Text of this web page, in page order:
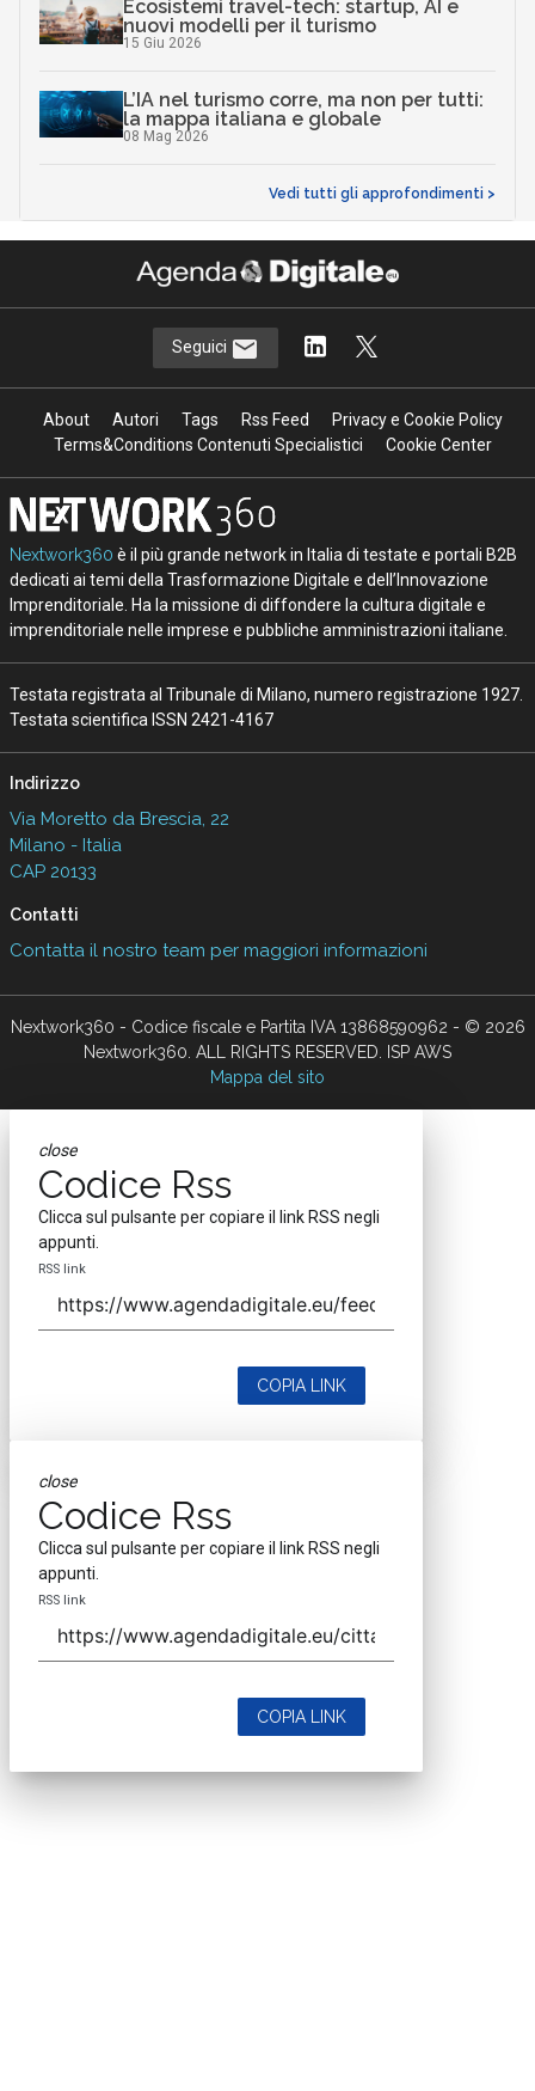
Ecosistemi travel-tech: startup, AI e
nuovi modelli per il turismo
15 Giu 2026
L’IA nel turismo corre, ma non per tutti:
la mappa italiana e globale
08 Mag 2026
Vedi tutti gli approfondimenti >
Seguici
About Autori Tags Rss Feed
Privacy e Cookie Policy
Terms&Conditions Contenuti Specialistici
Cookie Center
Nextwork360 è il più grande network in Italia di testate e portali B2B
dedicati ai temi della Trasformazione Digitale e dell’Innovazione
Imprenditoriale. Ha la missione di diffondere la cultura digitale e
imprenditoriale nelle imprese e pubbliche amministrazioni italiane.
Testata registrata al Tribunale di Milano, numero registrazione 1927.
Testata scientifica ISSN 2421-4167
Indirizzo
Via Moretto da Brescia, 22
Milano - Italia
CAP 20133
Contatti
Contatta il nostro team per maggiori informazioni
Nextwork360 - Codice fiscale e Partita IVA 13868590962 - © 2026
Nextwork360. ALL RIGHTS RESERVED. ISP AWS
Mappa del sito
close
Codice Rss
Clicca sul pulsante per copiare il link RSS negli
appunti.
RSS link
COPIA LINK
close
Codice Rss
Clicca sul pulsante per copiare il link RSS negli
appunti.
RSS link
COPIA LINK